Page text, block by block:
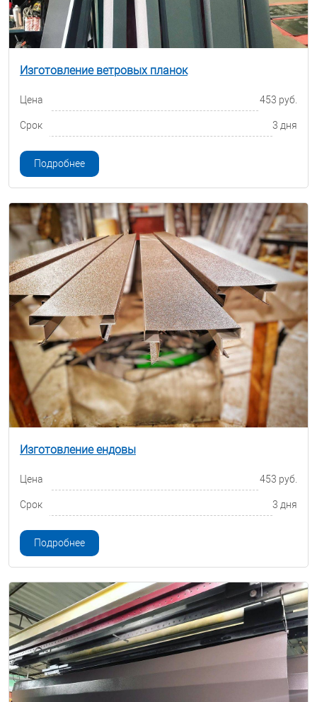
Изготовление ветровых планок
Цена 453 руб.
Срок 3 дня
Подробнее
Изготовление ендовы
Цена 453 руб.
Срок 3 дня
Подробнее